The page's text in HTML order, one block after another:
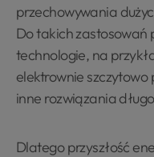
przechowywania
Do takich zastosowań
technologie, na
elektrownie
inne rozwiązania
Dlatego przyszłość